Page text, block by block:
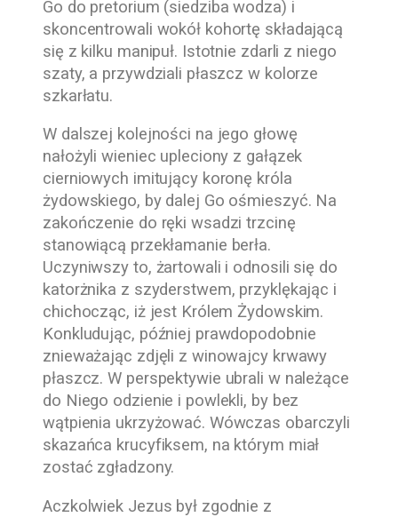
Go do pretorium (siedziba wodza) i
skoncentrowali wokół kohortę składającą
się z kilku manipuł. Istotnie zdarli z niego
szaty, a przywdziali płaszcz w kolorze
szkarłatu.
W dalszej kolejności na jego głowę
nałożyli wieniec upleciony z gałązek
cierniowych imitujący koronę króla
żydowskiego, by dalej Go ośmieszyć. Na
zakończenie do ręki wsadzi trzcinę
stanowiącą przekłamanie berła.
Uczyniwszy to, żartowali i odnosili się do
katorżnika z szyderstwem, przyklękając i
chichocząc, iż jest Królem Żydowskim.
Konkludując, później prawdopodobnie
znieważając zdjęli z winowajcy krwawy
płaszcz. W perspektywie ubrali w należące
do Niego odzienie i powlekli, by bez
wątpienia ukrzyżować. Wówczas obarczyli
skazańca krucyfiksem, na którym miał
zostać zgładzony.
Aczkolwiek Jezus był zgodnie z